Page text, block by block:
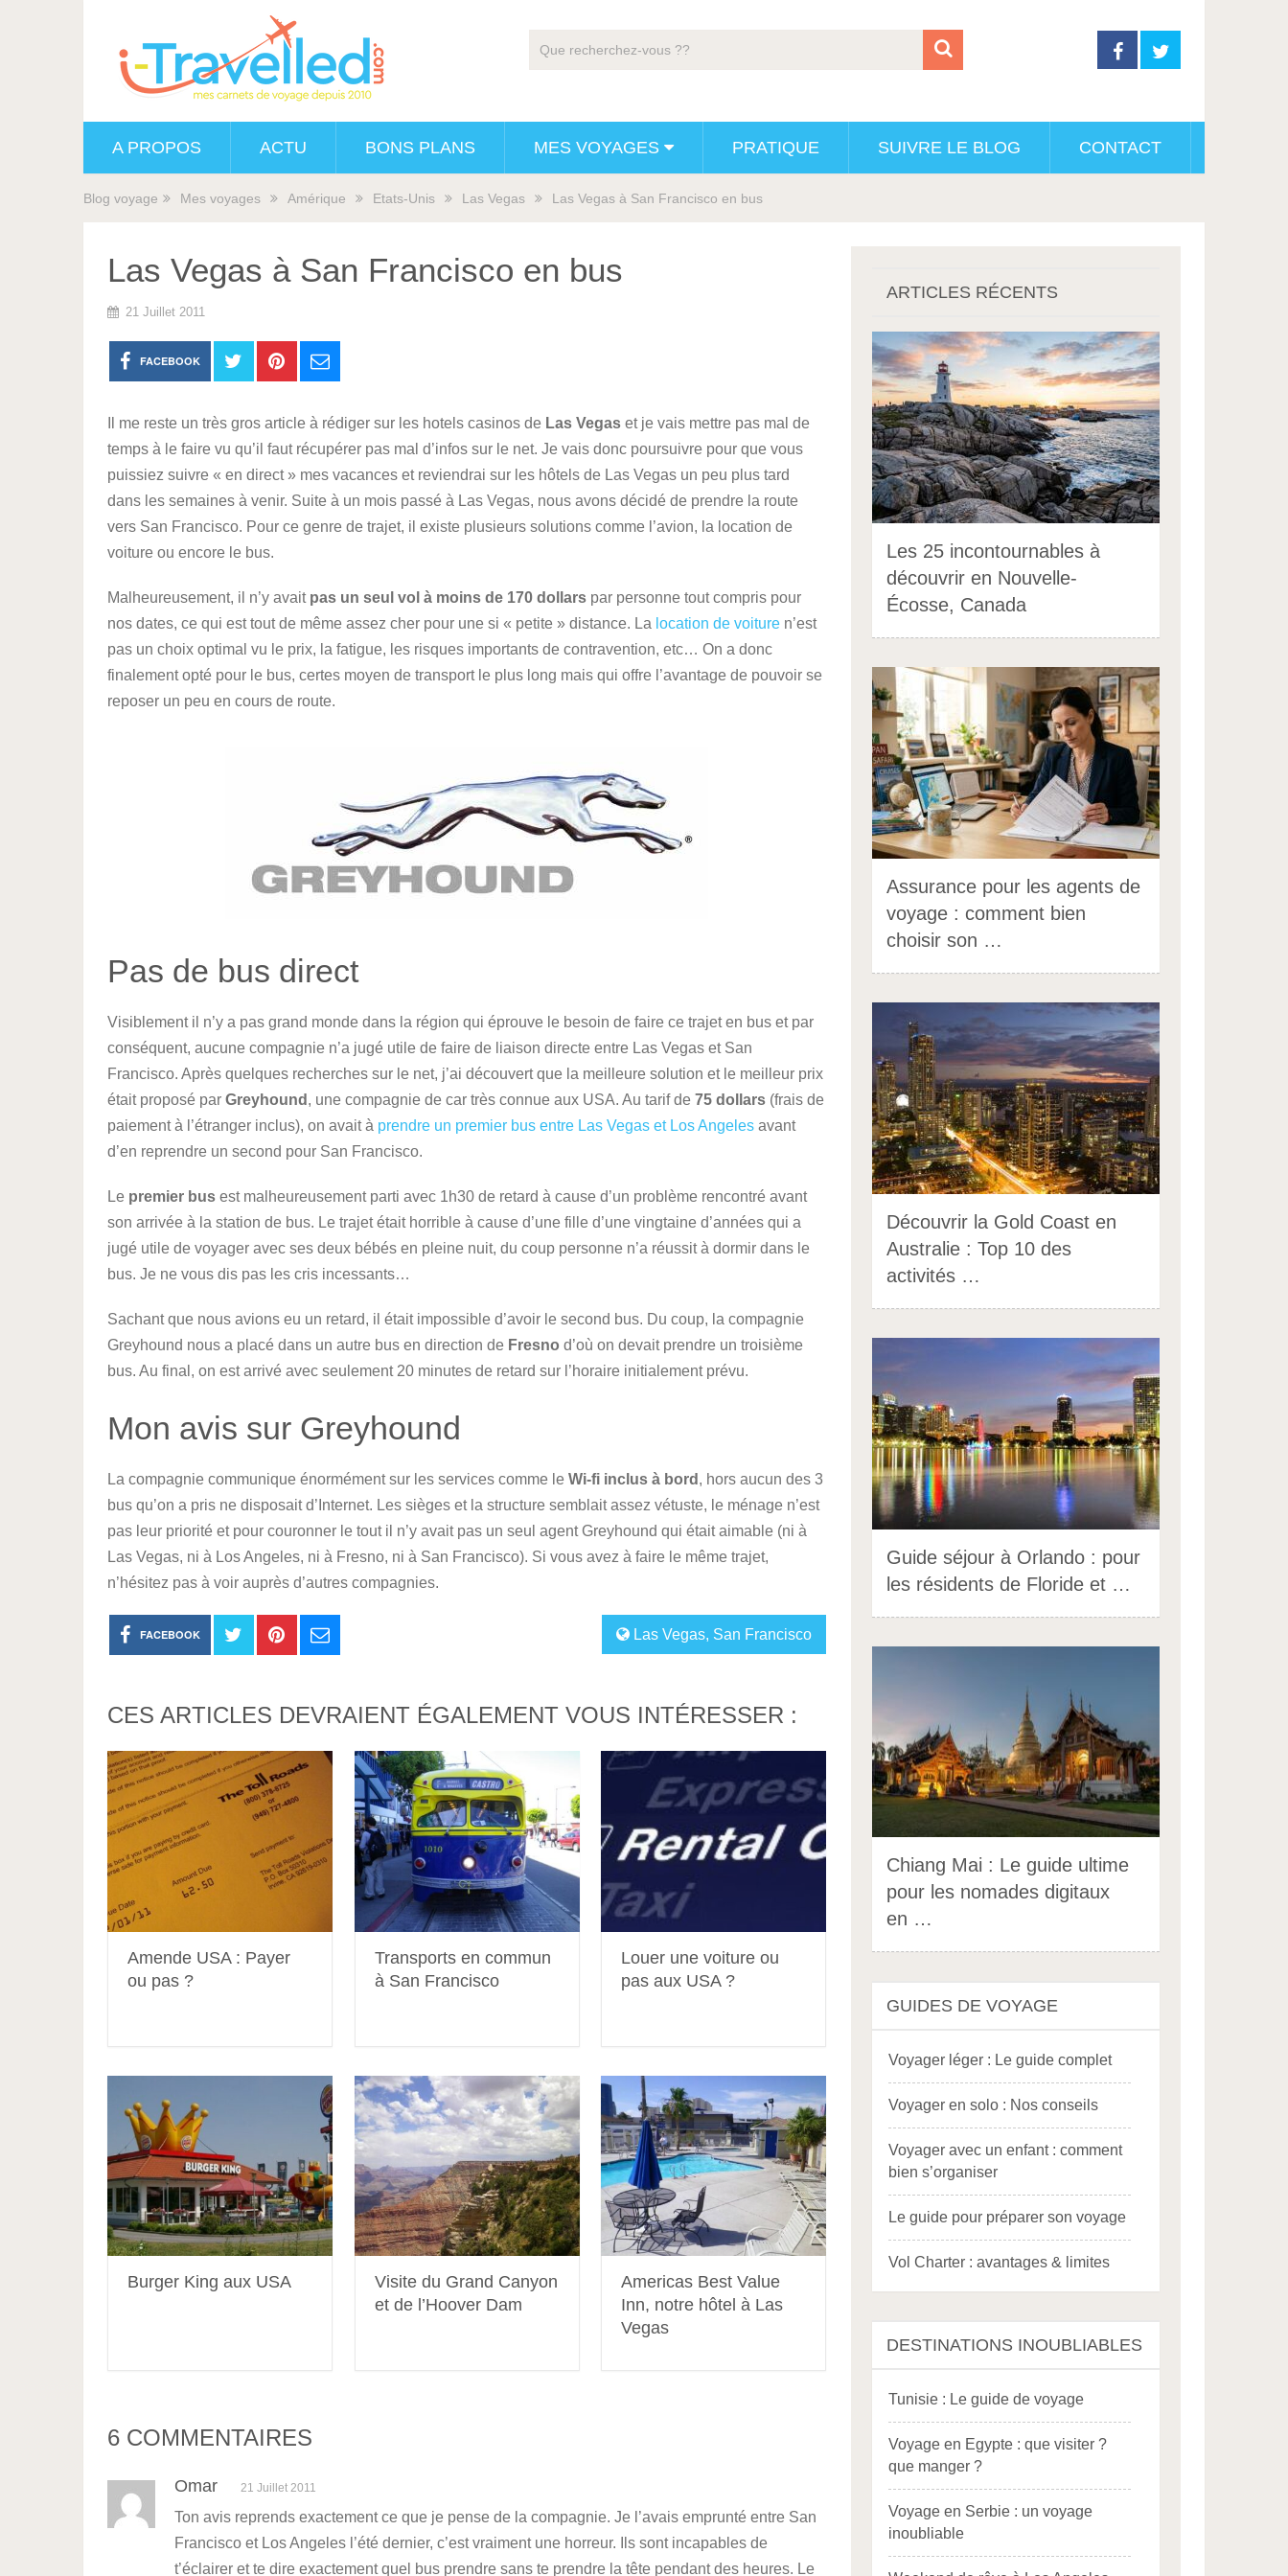
A PROPOS ACTU BONS PLANS MES VOYAGES PRATIQUE SUIVRE LE BLOG CONTACT
Blog voyage Mes voyages Amérique Etats-Unis Las Vegas Las Vegas à San Francisco en bus
Las Vegas à San Francisco en bus
21 Juillet 2011
FACEBOOK
Il me reste un très gros article à rédiger sur les hotels casinos de Las Vegas et je vais mettre pas mal de
temps à le faire vu qu’il faut récupérer pas mal d’infos sur le net. Je vais donc poursuivre pour que vous
puissiez suivre « en direct » mes vacances et reviendrai sur les hôtels de Las Vegas un peu plus tard
dans les semaines à venir. Suite à un mois passé à Las Vegas, nous avons décidé de prendre la route
vers San Francisco. Pour ce genre de trajet, il existe plusieurs solutions comme l’avion, la location de
voiture ou encore le bus.
Malheureusement, il n’y avait pas un seul vol à moins de 170 dollars par personne tout compris pour
nos dates, ce qui est tout de même assez cher pour une si « petite » distance. La location de voiture n’est
pas un choix optimal vu le prix, la fatigue, les risques importants de contravention, etc… On a donc
finalement opté pour le bus, certes moyen de transport le plus long mais qui offre l’avantage de pouvoir se
reposer un peu en cours de route.
Pas de bus direct
Visiblement il n’y a pas grand monde dans la région qui éprouve le besoin de faire ce trajet en bus et par
conséquent, aucune compagnie n’a jugé utile de faire de liaison directe entre Las Vegas et San
Francisco. Après quelques recherches sur le net, j’ai découvert que la meilleure solution et le meilleur prix
était proposé par Greyhound , une compagnie de car très connue aux USA. Au tarif de 75 dollars (frais de
paiement à l’étranger inclus), on avait à prendre un premier bus entre Las Vegas et Los Angeles avant
d’en reprendre un second pour San Francisco.
Le premier bus est malheureusement parti avec 1h30 de retard à cause d’un problème rencontré avant
son arrivée à la station de bus. Le trajet était horrible à cause d’une fille d’une vingtaine d’années qui a
jugé utile de voyager avec ses deux bébés en pleine nuit, du coup personne n’a réussit à dormir dans le
bus. Je ne vous dis pas les cris incessants…
Sachant que nous avions eu un retard, il était impossible d’avoir le second bus. Du coup, la compagnie
Greyhound nous a placé dans un autre bus en direction de Fresno d’où on devait prendre un troisième
bus. Au final, on est arrivé avec seulement 20 minutes de retard sur l’horaire initialement prévu.
Mon avis sur Greyhound
La compagnie communique énormément sur les services comme le Wi-fi inclus à bord , hors aucun des 3
bus qu’on a pris ne disposait d’Internet. Les sièges et la structure semblait assez vétuste, le ménage n’est
pas leur priorité et pour couronner le tout il n’y avait pas un seul agent Greyhound qui était aimable (ni à
Las Vegas, ni à Los Angeles, ni à Fresno, ni à San Francisco). Si vous avez à faire le même trajet,
n’hésitez pas à voir auprès d’autres compagnies.
Las Vegas, San Francisco
FACEBOOK
CES ARTICLES DEVRAIENT ÉGALEMENT VOUS INTÉRESSER :
Amende USA : Payer
ou pas ?
Transports en commun
à San Francisco
Louer une voiture ou
pas aux USA ?
Burger King aux USA
Visite du Grand Canyon
et de l’Hoover Dam
Americas Best Value
Inn, notre hôtel à Las
Vegas
6 COMMENTAIRES
Omar 21 Juillet 2011
Ton avis reprends exactement ce que je pense de la compagnie. Je l’avais emprunté entre San
Francisco et Los Angeles l’été dernier, c’est vraiment une horreur. Ils sont incapables de
t’éclairer et te dire exactement quel bus prendre sans te prendre la tête pendant des heures. Le
ARTICLES RÉCENTS
Les 25 incontournables à
découvrir en Nouvelle-
Écosse, Canada
Assurance pour les agents de
voyage : comment bien
choisir son …
Découvrir la Gold Coast en
Australie : Top 10 des
activités …
Guide séjour à Orlando : pour
les résidents de Floride et …
Chiang Mai : Le guide ultime
pour les nomades digitaux
en …
GUIDES DE VOYAGE
Voyager léger : Le guide complet
Voyager en solo : Nos conseils
Voyager avec un enfant : comment
bien s’organiser
Le guide pour préparer son voyage
Vol Charter : avantages & limites
DESTINATIONS INOUBLIABLES
Tunisie : Le guide de voyage
Voyage en Egypte : que visiter ?
que manger ?
Voyage en Serbie : un voyage
inoubliable